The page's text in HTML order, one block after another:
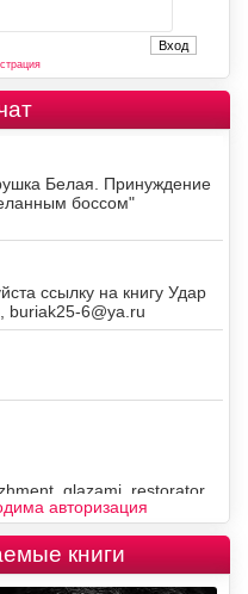
авторизация
книги